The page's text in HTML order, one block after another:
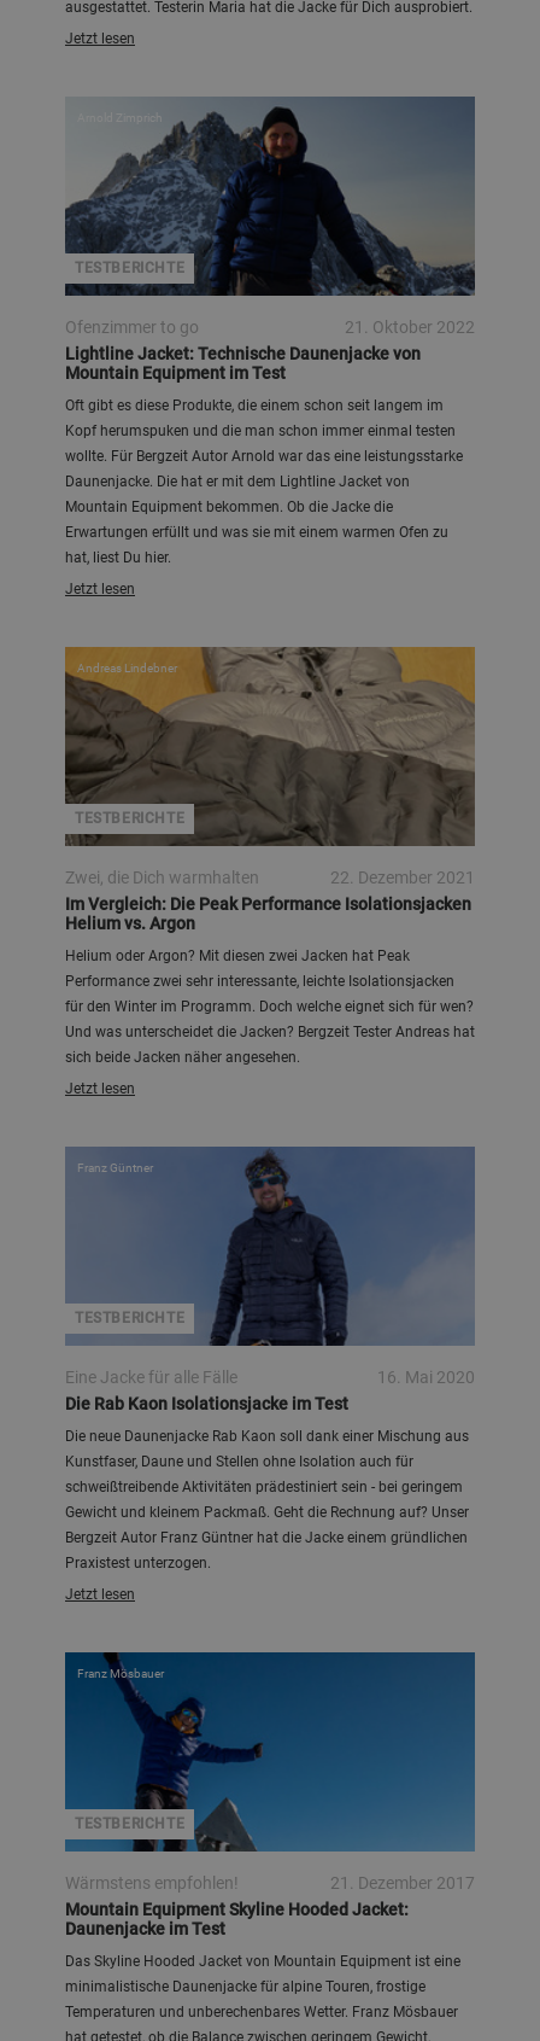
ausgestattet. Testerin Maria hat die Jacke für Dich ausprobiert.
Jetzt lesen
TESTBERICHTE
Arnold Zimprich
Ofenzimmer to go
21. Oktober 2022
Lightline Jacket: Technische Daunenjacke von
Mountain Equipment im Test
Oft gibt es diese Produkte, die einem schon seit langem im
Kopf herumspuken und die man schon immer einmal testen
wollte. Für Bergzeit Autor Arnold war das eine leistungsstarke
Daunenjacke. Die hat er mit dem Lightline Jacket von
Mountain Equipment bekommen. Ob die Jacke die
Erwartungen erfüllt und was sie mit einem warmen Ofen zu
hat, liest Du hier.
Jetzt lesen
TESTBERICHTE
Andreas Lindebner
Zwei, die Dich warmhalten
22. Dezember 2021
Im Vergleich: Die Peak Performance Isolationsjacken
Helium vs. Argon
Helium oder Argon? Mit diesen zwei Jacken hat Peak
Performance zwei sehr interessante, leichte Isolationsjacken
für den Winter im Programm. Doch welche eignet sich für wen?
Und was unterscheidet die Jacken? Bergzeit Tester Andreas hat
sich beide Jacken näher angesehen.
Jetzt lesen
TESTBERICHTE
Franz Güntner
Eine Jacke für alle Fälle
16. Mai 2020
Die Rab Kaon Isolationsjacke im Test
Die neue Daunenjacke Rab Kaon soll dank einer Mischung aus
Kunstfaser, Daune und Stellen ohne Isolation auch für
schweißtreibende Aktivitäten prädestiniert sein - bei geringem
Gewicht und kleinem Packmaß. Geht die Rechnung auf? Unser
Bergzeit Autor Franz Güntner hat die Jacke einem gründlichen
Praxistest unterzogen.
Jetzt lesen
TESTBERICHTE
Franz Mösbauer
Wärmstens empfohlen!
21. Dezember 2017
Mountain Equipment Skyline Hooded Jacket:
Daunenjacke im Test
Das Skyline Hooded Jacket von Mountain Equipment ist eine
minimalistische Daunenjacke für alpine Touren, frostige
Temperaturen und unberechenbares Wetter. Franz Mösbauer
hat getestet, ob die Balance zwischen geringem Gewicht,